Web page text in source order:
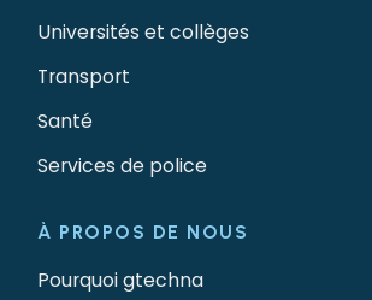
À PROPOS DE NOUS
Pourquoi gtechna
Universités et collèges
Transport
Santé
Services de police